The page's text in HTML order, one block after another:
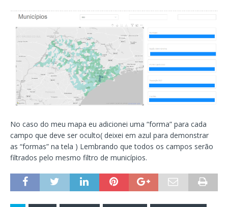
No caso do meu mapa eu adicionei uma “forma” para cada
campo que deve ser oculto( deixei em azul para demonstrar
as “formas” na tela ) Lembrando que todos os campos serão
filtrados pelo mesmo filtro de municípios.